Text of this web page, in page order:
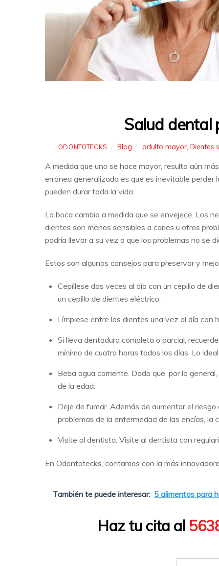
Salud dental
ODONTOTECKS Blog adulto mayor, Dientes
A medida que uno se hace mayor, resulta aún
errónea generalizada es que es inevitable
pueden durar toda la vida.
La boca cambia a medida que se envejece. Los
dientes son menos sensibles a caries u otros
podría llevar a su vez a que los problemas no se
Estos son algunos consejos para preservar y
Cepíllese dos veces al día con un cepillo de
un cepillo de dientes eléctrico.
Límpiese entre los dientes una vez al día con
Si lleva dentadura completa o parcial,
mínimo de cuatro horas todos los días. Lo
Beba agua corriente. Dado que, por lo
de la edad.
Deje de fumar. Además de aumentar el
problemas de la enfermedad de las encías, la
Visite al dentista. Visite al dentista con
En Odontotecks, contamos con la más
También te puede interesar: 5 alimentos para
Haz tu cita al